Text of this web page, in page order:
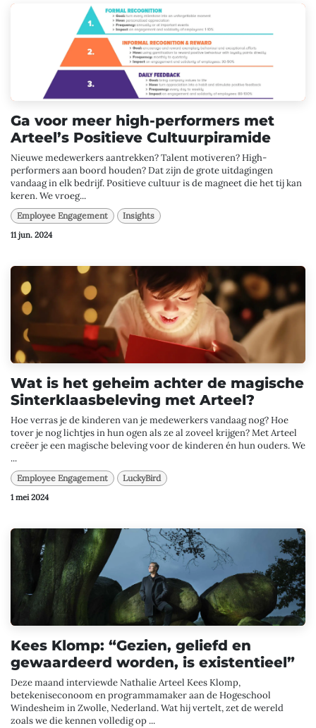
Ga voor meer high-performers met
Arteel’s Positieve Cultuurpiramide
Nieuwe medewerkers aantrekken? Talent motiveren? High-
performers aan boord houden? Dat zijn de grote uitdagingen
vandaag in elk bedrijf. Positieve cultuur is de magneet die het tij kan
keren. We vroeg...
Employee Engagement Insights
11 jun. 2024
Wat is het geheim achter de magische
Sinterklaasbeleving met Arteel?
Hoe verras je de kinderen van je medewerkers vandaag nog? Hoe
tover je nog lichtjes in hun ogen als ze al zoveel krijgen? Met Arteel
creëer je een magische beleving voor de kinderen én hun ouders. We
...
Employee Engagement LuckyBird
1 mei 2024
Kees Klomp: “Gezien, geliefd en
gewaardeerd worden, is existentieel”
Deze maand interviewde Nathalie Arteel Kees Klomp,
betekeniseconoom en programmamaker aan de Hogeschool
Windesheim in Zwolle, Nederland. Wat hij vertelt, zet de wereld
zoals we die kennen volledig op ...